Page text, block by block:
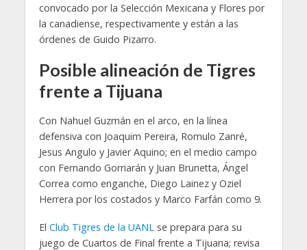
convocado por la Selección Mexicana y Flores por
la canadiense, respectivamente y están a las
órdenes de Guido Pizarro.
Posible alineación de Tigres
frente a Tijuana
Con Nahuel Guzmán en el arco, en la línea
defensiva con Joaquim Pereira, Romulo Zanré,
Jesus Angulo y Javier Aquino; en el medio campo
con Fernando Gorriarán y Juan Brunetta, Ángel
Correa como enganche, Diego Lainez y Oziel
Herrera por los costados y Marco Farfán como 9.
El Club Tigres de la UANL se prepara para su
juego de Cuartos de Final frente a Tijuana; revisa